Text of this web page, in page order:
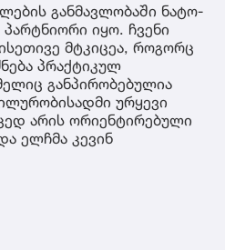
განმავლობაში ნატო-
იყო. ჩვენი
მტკიცეა, როგორც
პრაქტიკულ
განპირობებულია
ურყევი
არის ორიენტირებული
ელჩმა კევინ